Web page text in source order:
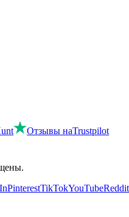
Отзывы наTrustpilot
PinterestTikTokYouTubeReddit